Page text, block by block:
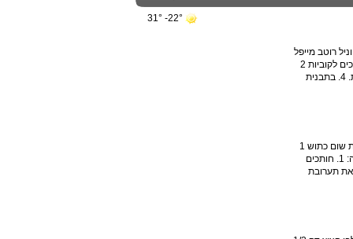
כוס גרעיני רימון 3 כפות סוכר חום תמצית וניל רוטב מייפל
1/2 כוס שמנת לבישול 15% מסדרת השף הלבן גלידה מוקה איכותית אופן ההכנה: 1. חותכים כל תאנה לשישה חלקים, קולפים את האננס וחותכים לקוביות 2
ס"מ. 2. מערבבים את הפירות עם הסוכר החום, 3 טיפות תמצית וניל, 2 כפות מייפל וחצי כוס שמנת לבישול. 3. מחממים את התנור ל-180 מעלות. 4. בתבנית
אצבעות סלמון בבצק בירה בליווי דבש מצרכים: 700 גרם נתח סלמון נקי מעצמות ועור 1 לימון טרי מלח פלפל לבן 1 כוס מיונז 1 כף דבש 1/2 כפית שום כתוש 1
כף חומץ בן יין לבן 4 ביצים מופרדות 1/4 כפית חרדל חלק 500 מ"ל בירה לבנה 4 כפות שמן 350-400 גרם קמח 2 כפות מרווה קצוצה אופן ההכנה: 1. חותכים
לימון, קורט מלח ופלפל לבן ומשרים 15 דקות. מכינים את תערובת
22°- 31°